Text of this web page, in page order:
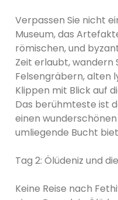
Verpassen Sie nicht
Museum, das
römischen, und
Zeit erlaubt, wandern
Felsengräbern, alten
Klippen mit Blick auf
Das berühmteste ist
einen
umliegende Bucht
Tag 2: Ölüdeniz und
Keine Reise nach